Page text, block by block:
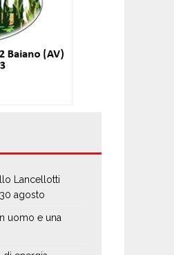
Lancellotti
agosto
uomo e una